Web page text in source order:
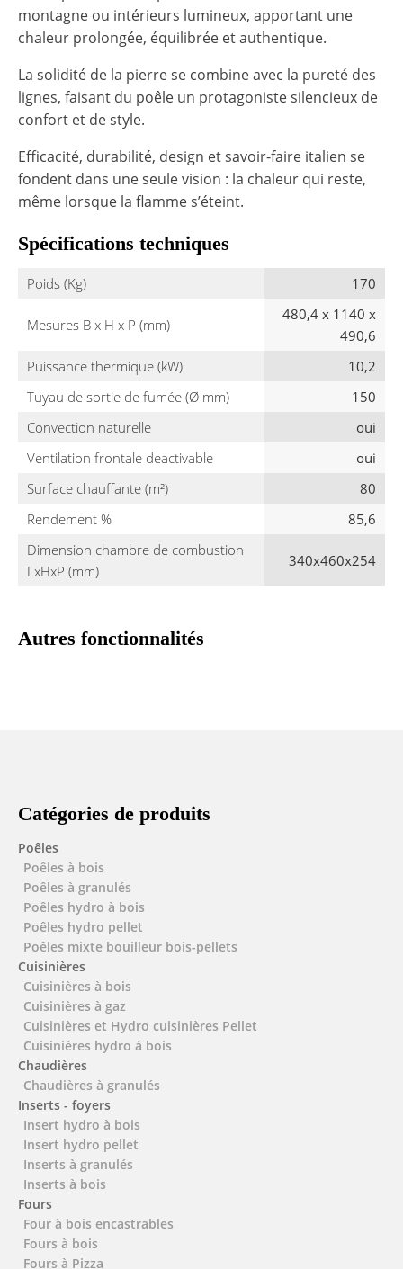
montagne ou intérieurs lumineux, apportant une
chaleur prolongée, équilibrée et authentique.
La solidité de la pierre se combine avec la pureté des
lignes, faisant du poêle un protagoniste silencieux de
confort et de style.
Efficacité, durabilité, design et savoir-faire italien se
fondent dans une seule vision : la chaleur qui reste,
même lorsque la flamme s’éteint.
Spécifications techniques
Poids (Kg) 170
Mesures B x H x P (mm)
480,4 x 1140 x
490,6
Puissance thermique (kW)
10,2
Tuyau de sortie de fumée (Ø mm)
150
Convection naturelle
oui
Ventilation frontale deactivable
oui
Surface chauffante (m²)
80
Rendement %
85,6
Dimension chambre de combustion
LxHxP (mm)
340x460x254
Autres fonctionnalités
Catégories de produits
Poêles
Poêles à bois
Poêles à granulés
Poêles hydro à bois
Poêles hydro pellet
Poêles mixte bouilleur bois-pellets
Cuisinières
Cuisinières à bois
Cuisinières à gaz
Cuisinières et Hydro cuisinières Pellet
Cuisinières hydro à bois
Chaudières
Chaudières à granulés
Inserts - foyers
Insert hydro à bois
Insert hydro pellet
Inserts à granulés
Inserts à bois
Fours
Four à bois encastrables
Fours à bois
Fours à Pizza